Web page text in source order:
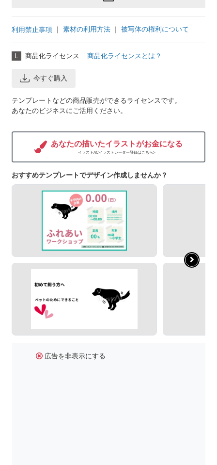
利用禁止事項 ｜ 素材の利用方法 ｜ 被写体の権利について
L 商品化ライセンス 商品化ライセンスとは？
今すぐ購入
テンプレートなどの商品販売ができるライセンスです。
あなたのビジネスにご活用ください。
あなたの描いたイラストがお金になる
イラストACイラストレーター登録はこちら>
おすすめテンプレートでデザイン作成しませんか？
広告を非表示にする